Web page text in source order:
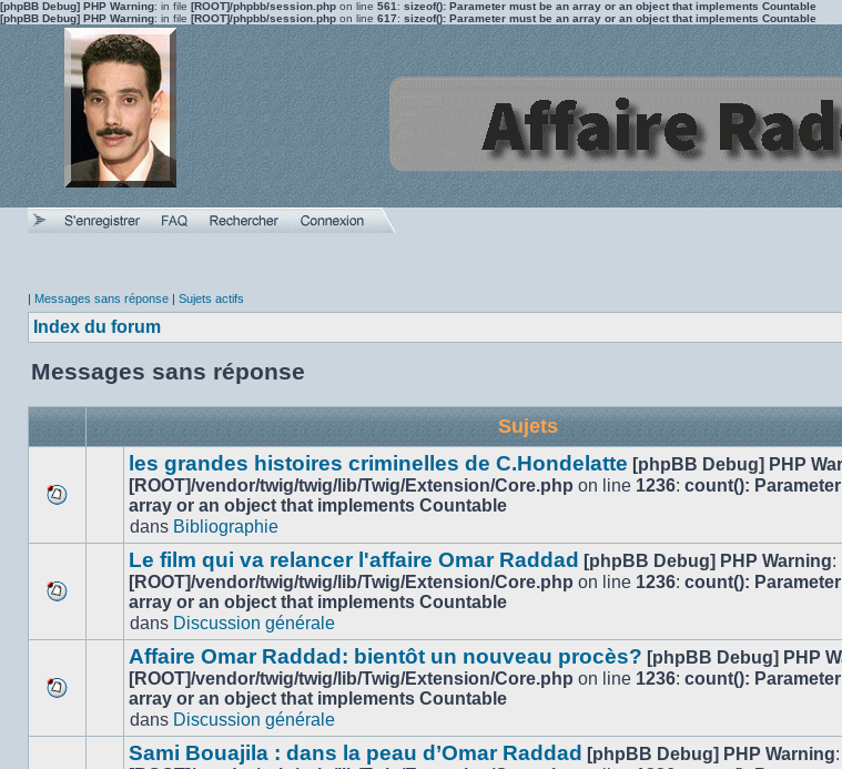
[phpBB Debug] PHP Warning: in file [ROOT]/phpbb/session.php on line 561 : sizeof(): Parameter must be an array or an object that implements Countable
[phpBB Debug] PHP Warning: in file [ROOT]/phpbb/session.php on line 617: sizeof(): Parameter must be an array or an object that implements Countable
| Messages sans réponse | Sujets actifs
Index du forum
Messages sans réponse
Sujets
nouveau
message
les grandes histoires criminelles de C.Hondelatte [phpBB Debug] PHP
[ROOT]/vendor/twig/twig/lib/Twig/Extension/Core.php on line 1236: count():
array or an object that implements Countable
dans Bibliographie
nouveau
message
Le film qui va relancer l'affaire Omar Raddad [phpBB Debug] PHP Warning:
[ROOT]/vendor/twig/twig/lib/Twig/Extension/Core.php on line 1236: count():
array or an object that implements Countable
dans Discussion générale
nouveau
message
Affaire Omar Raddad: bientôt un nouveau procès? [phpBB Debug] PHP
[ROOT]/vendor/twig/twig/lib/Twig/Extension/Core.php on line 1236: count():
array or an object that implements Countable
dans Discussion générale
Sami Bouajila : dans la peau d’Omar Raddad [phpBB Debug] PHP Warning